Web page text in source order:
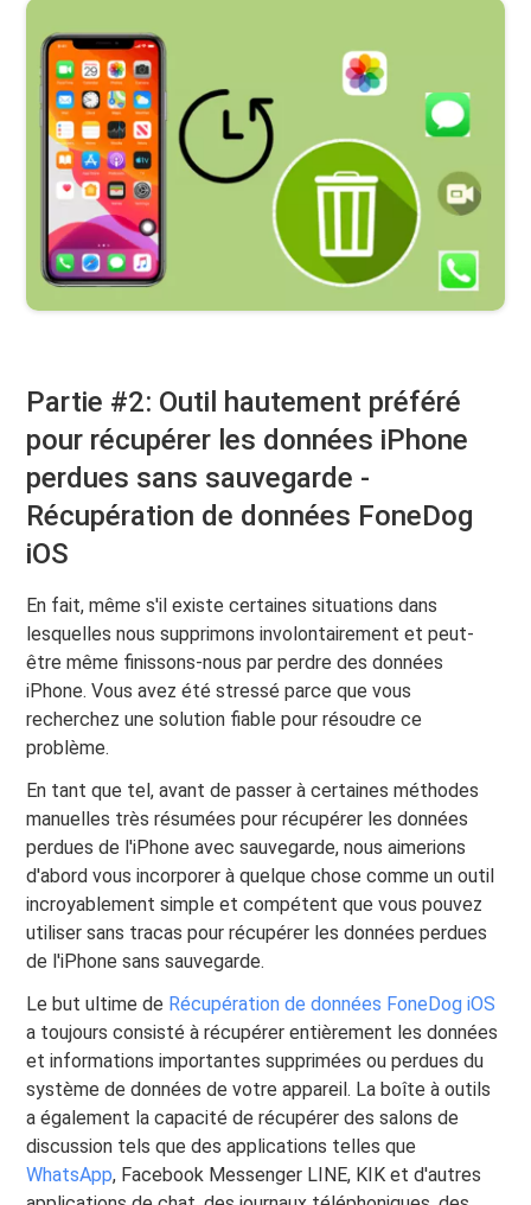
Partie #2: Outil hautement préféré
pour récupérer les données iPhone
perdues sans sauvegarde -
Récupération de données FoneDog
iOS
En fait, même s'il existe certaines situations dans
lesquelles nous supprimons involontairement et peut-
être même finissons-nous par perdre des données
iPhone. Vous avez été stressé parce que vous
recherchez une solution fiable pour résoudre ce
problème.
En tant que tel, avant de passer à certaines méthodes
manuelles très résumées pour récupérer les données
perdues de l'iPhone avec sauvegarde, nous aimerions
d'abord vous incorporer à quelque chose comme un outil
incroyablement simple et compétent que vous pouvez
utiliser sans tracas pour récupérer les données perdues
de l'iPhone sans sauvegarde.
Le but ultime de Récupération de données FoneDog iOS
a toujours consisté à récupérer entièrement les données
et informations importantes supprimées ou perdues du
système de données de votre appareil. La boîte à outils
a également la capacité de récupérer des salons de
discussion tels que des applications telles que
WhatsApp, Facebook Messenger LINE, KIK et d'autres